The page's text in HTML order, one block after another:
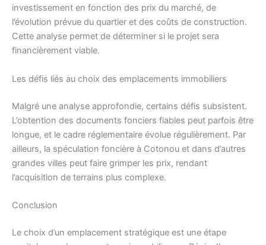
investissement en fonction des prix du marché, de
l’évolution prévue du quartier et des coûts de construction.
Cette analyse permet de déterminer si le projet sera
financièrement viable.
Les défis liés au choix des emplacements immobiliers
Malgré une analyse approfondie, certains défis subsistent.
L’obtention des documents fonciers fiables peut parfois être
longue, et le cadre réglementaire évolue régulièrement. Par
ailleurs, la spéculation foncière à Cotonou et dans d’autres
grandes villes peut faire grimper les prix, rendant
l’acquisition de terrains plus complexe.
Conclusion
Le choix d’un emplacement stratégique est une étape